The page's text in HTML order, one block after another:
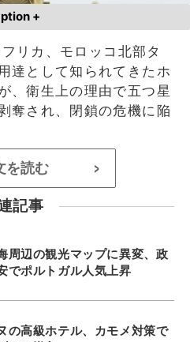
+
リカ、モロッコ北部タ
達として知られてきたホ
、衛生上の理由で五つ星
奪され、閉鎖の危機に陥
を読む >
記事
周辺の観光マップに異変、政
でポルトガル人気上昇
の高級ホテル、カモメ対策で